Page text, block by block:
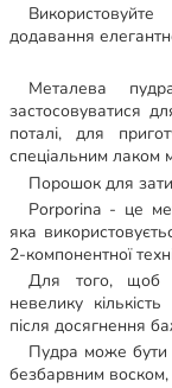
додавання
Металева
застосовуватися
поталі, для
спеціальним лаком
Порошок для
Porporina - це
яка
2-компонентної
Для того, щоб
невелику
після досягнення
Пудра може бути
безбарвним